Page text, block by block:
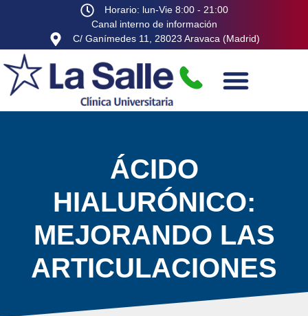
Horario: lun-Vie 8:00 - 21:00
Canal interno de información
C/ Ganímedes 11, 28023 Aravaca (Madrid)
ÁCIDO
HIALURÓNICO:
MEJORANDO LAS
ARTICULACIONES